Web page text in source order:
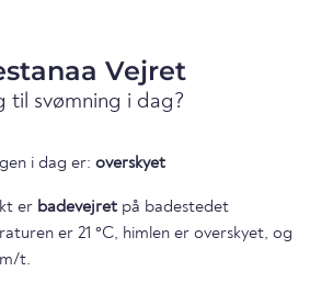
Vejret
til svømning i dag?
i dag er: overskyet
er badevejret på badestedet
er 21 °C, himlen er overskyet, og
t.